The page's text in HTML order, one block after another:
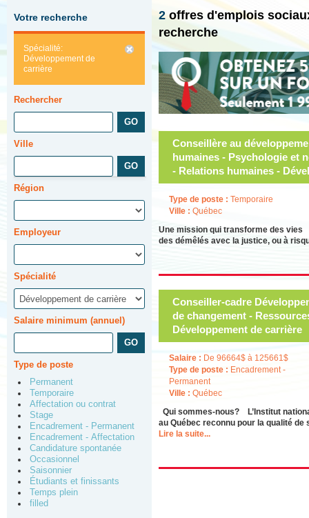
Votre recherche
Spécialité:
Développement de
carrière
Rechercher
Ville
Région
Employeur
Spécialité
Salaire minimum (annuel)
Type de poste
Permanent
Temporaire
Affectation ou contrat
Stage
Encadrement - Permanent
Encadrement - Affectation
Candidature spontanée
Occasionnel
Saisonnier
Étudiants et finissants
Temps plein
filled
2 offres d'emplois
recherche
Conseillère au
humaines - Psychologie et
- Relations humaines -
Type de poste : Temporaire
Ville : Québec
Une mission qui transforme des vies
des démêlés avec la justice, ou à
Conseiller-cadre
de changement -
Développement de carrière
Salaire : De 96664$ à 125661$
Type de poste : Encadrement -
Permanent
Ville : Québec
Qui sommes-nous? L’Institut
au Québec reconnu pour la qualité
Lire la suite...